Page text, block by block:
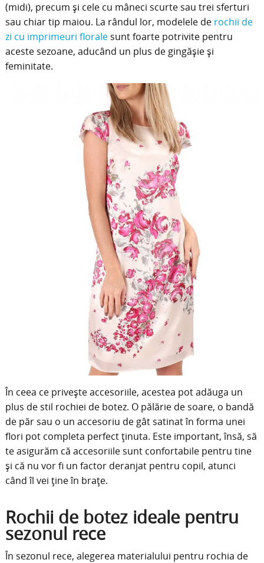
(midi), precum și cele cu mâneci scurte sau trei sferturi
sau chiar tip maiou. La rândul lor, modelele de rochii de
zi cu imprimeuri floralesunt foarte potrivite pentru
aceste sezoane, aducând un plus de gingășie și
feminitate.
În ceea ce privește accesoriile, acestea pot adăuga un
plus de stil rochiei de botez. O pălărie de soare, o bandă
de păr sau o un accesoriu de gât satinat în forma unei
flori pot completa perfect ținuta. Este important, însă, să
te asigurăm că accesoriile sunt confortabile pentru tine
și că nu vor fi un factor deranjat pentru copil, atunci
când îl vei ține în brațe.
Rochii de botez ideale pentru
sezonul rece
În sezonul rece, alegerea materialului pentru rochia de